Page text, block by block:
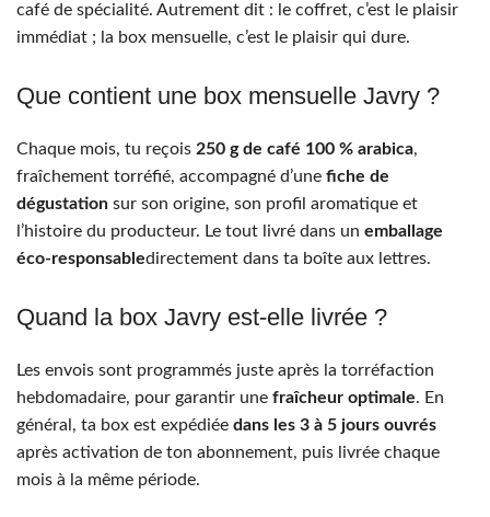
café de spécialité. Autrement dit : le coffret, c’est le plaisir
immédiat ; la box mensuelle, c’est le plaisir qui dure.
Que contient une box mensuelle Javry ?
Chaque mois, tu reçois 250 g de café 100 % arabica,
fraîchement torréfié, accompagné d’une fiche de
dégustation sur son origine, son profil aromatique et
l’histoire du producteur. Le tout livré dans un emballage
éco-responsabledirectement dans ta boîte aux lettres.
Quand la box Javry est-elle livrée ?
Les envois sont programmés juste après la torréfaction
hebdomadaire, pour garantir une fraîcheur optimale. En
général, ta box est expédiée dans les 3 à 5 jours ouvrés
après activation de ton abonnement, puis livrée chaque
mois à la même période.